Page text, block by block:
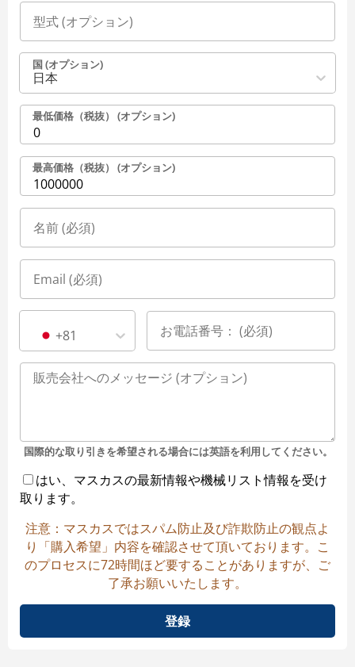
国 (オプション)
日本
最低価格（税抜） (オプション)
最高価格（税抜） (オプション)
+81
国際的な取り引きを希望される場合には英語を利用してください。
はい、マスカスの最新情報や機械リスト情報を受け
取ります。
注意：マスカスではスパム防止及び詐欺防止の観点よ
り「購入希望」内容を確認させて頂いております。こ
のプロセスに72時間ほど要することがありますが、ご
了承お願いいたします。
登録